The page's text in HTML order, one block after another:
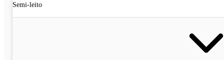
Semi-leito